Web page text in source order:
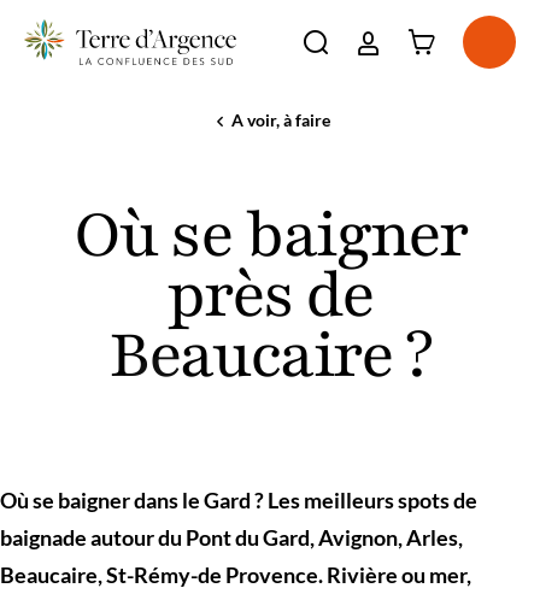
La destination
Voir plus
Séjourner
Agenda
Ouvrir la barre de
Connexion à
Accueil
A voir, à faire
Où
de
Beaucaire
Où se baigner
près de
Beaucaire ?
Où se baigner dans le Gard ? Les meilleurs spots de
baignade autour du Pont du Gard, Avignon, Arles,
Beaucaire, St-Rémy-de Provence. Rivière ou mer,